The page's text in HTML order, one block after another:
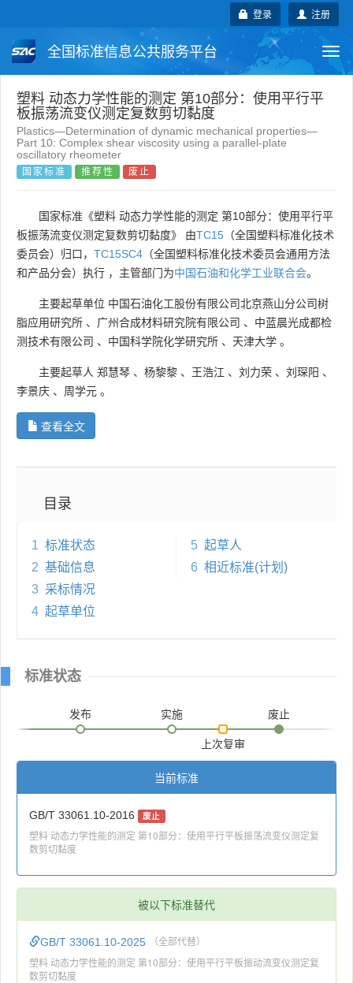
注册
登录
全国标准信息公共服务平台
国家标准 行业标准 地方标准
团体标准 企业标准 国际标准
国外标准 技术委员会
塑料 动态力学性能的测定 第10部分：使用平行平
板振荡流变仪测定复数剪切黏度
Plastics—Determination of dynamic mechanical properties—
Part 10: Complex shear viscosity using a parallel-plate
oscillatory rheometer
国家标准 推荐性 废止
国家标准《塑料 动态力学性能的测定 第10部分：使用平行平
板振荡流变仪测定复数剪切黏度》 由TC15 （全国塑料标准化技术
委员会）归口， TC15SC4 （全国塑料标准化技术委员会通用方法
和产品分会）执行 ，主管部门为中国石油和化学工业联合会。
主要起草单位 中国石油化工股份有限公司北京燕山分公司树
脂应用研究所 、 广州合成材料研究院有限公司 、 中蓝晨光成都检
测技术有限公司 、 中国科学院化学研究所 、 天津大学 。
主要起草人 郑慧琴 、 杨黎黎 、 王浩江 、 刘力荣 、 刘琛阳 、
李景庆 、 周学元 。
查看全文
目录
1 标准状态
2 基础信息
3 采标情况
4 起草单位
5 起草人
6 相近标准(计划)
标准状态
发布 实施
上次复审
废止
当前标准
GB/T 33061.10-2016 废止
塑料 动态力学性能的测定 第10部分：使用平行平板振荡流变仪测定复
数剪切黏度
被以下标准替代
GB/T 33061.10-2025 （全部代替）
塑料 动态力学性能的测定 第10部分：使用平行平板振动流变仪测定复
数剪切黏度